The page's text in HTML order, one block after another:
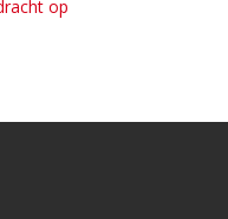
op